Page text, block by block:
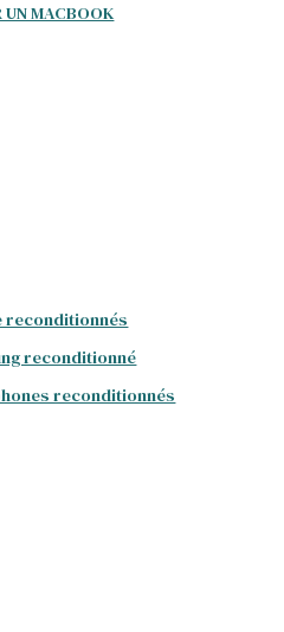
UN MACBOOK
reconditionnés
reconditionné
reconditionnés